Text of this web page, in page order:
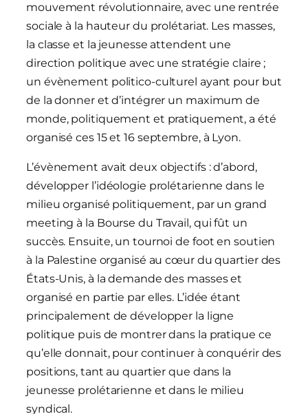
mouvement révolutionnaire, avec une rentrée
sociale à la hauteur du prolétariat. Les masses,
la classe et la jeunesse attendent une
direction politique avec une stratégie claire ;
un évènement politico-culturel ayant pour but
de la donner et d’intégrer un maximum de
monde, politiquement et pratiquement, a été
organisé ces 15 et 16 septembre, à Lyon.
L’évènement avait deux objectifs : d’abord,
développer l’idéologie prolétarienne dans le
milieu organisé politiquement, par un grand
meeting à la Bourse du Travail, qui fût un
succès. Ensuite, un tournoi de foot en soutien
à la Palestine organisé au cœur du quartier des
États-Unis, à la demande des masses et
organisé en partie par elles. L’idée étant
principalement de développer la ligne
politique puis de montrer dans la pratique ce
qu’elle donnait, pour continuer à conquérir des
positions, tant au quartier que dans la
jeunesse prolétarienne et dans le milieu
syndical.